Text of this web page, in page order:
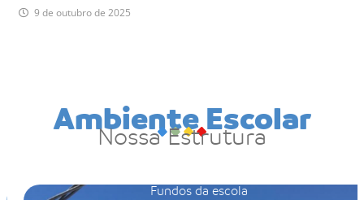
9 de outubro de 2025
Ambiente Escolar
Nossa Estrutura
Fundos da escola